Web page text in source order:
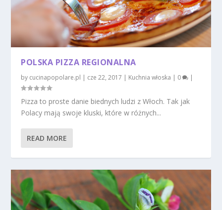
POLSKA PIZZA REGIONALNA
by cucinapopolare.pl | cze 22, 2017 | Kuchnia włoska | 0 |
Pizza to proste danie biednych ludzi z Włoch. Tak jak
Polacy mają swoje kluski, które w różnych...
READ MORE